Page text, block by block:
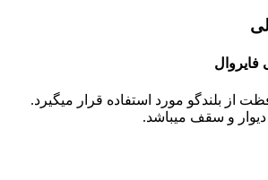
فایروال
از بلندگو مورد استفاده قرار میگیرد.
و سقف میباشد.